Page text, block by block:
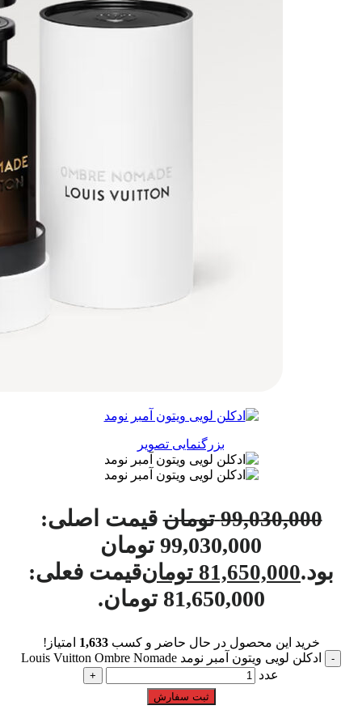
بزرگنمایی تصویر
99,030,000 تومان قیمت اصلی:
99,030,000 تومان
بود.81,650,000 تومانقیمت فعلی:
81,650,000 تومان.
خرید این محصول در حال حاضر و کسب1,633 امتیاز!
ادکلن لویی ویتون آمبر نومد Louis Vuitton Ombre Nomade
عدد
ثبت سفارش